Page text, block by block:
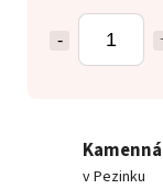
v Pezinku